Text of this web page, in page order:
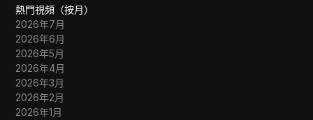
熱門視頻（按月）
2026年7月
2026年6月
2026年5月
2026年4月
2026年3月
2026年2月
2026年1月